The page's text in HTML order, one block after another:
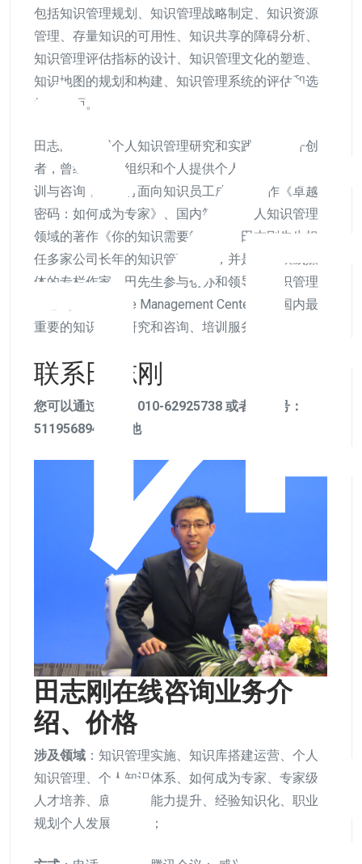
包括知识管理规划、知识管理战略制定、知识资源
管理、存量知识的可用性、知识共享的障碍分析、
知识管理评估指标的设计、知识管理文化的塑造、
知识地图的规划和构建、知识管理系统的评估和选
择等方面。
田志刚是中国个人知识管理研究和实践领域的开创
者，曾经为众多组织和个人提供个人知识管理的培
训与咨询，出版有面向知识员工成长的著作《卓越
密码：如何成为专家》、国内第一本个人知识管理
领域的著作《你的知识需要管理》。田志刚先生担
任多家公司长年的知识管理顾问，并是多家权威媒
体的专栏作家。田先生参与创办和领导的知识管理
中心（Knowledge Management Center）是国内最
重要的知识管理研究和咨询、培训服务机构。
联系田志刚
您可以通过电话：010-62925738 或者微信号：
511956894 联系他
田志刚在线咨询业务介
绍、价格
涉及领域 ：知识管理实施、知识库搭建运营、个人
知识管理、个人知识体系、如何成为专家、专家级
人才培养、底层思维能力提升、经验知识化、职业
规划个人发展建议等；